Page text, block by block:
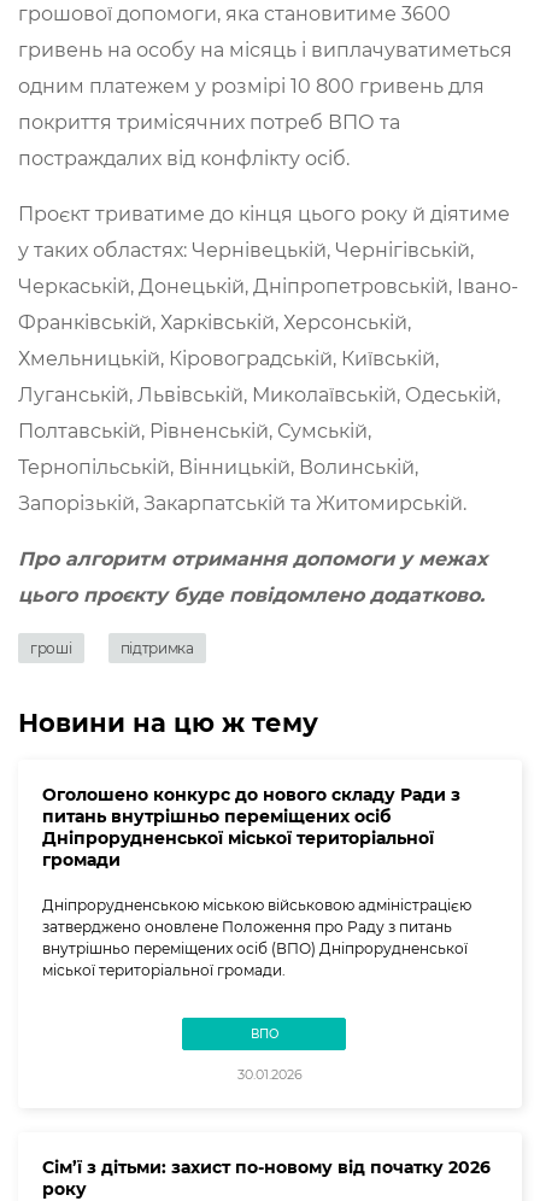
грошової допомоги, яка становитиме 3600
гривень на особу на місяць і виплачуватиметься
одним платежем у розмірі 10 800 гривень для
покриття тримісячних потреб ВПО та
постраждалих від конфлікту осіб.
Проєкт триватиме до кінця цього року й діятиме
у таких областях: Чернівецькій, Чернігівській,
Черкаській, Донецькій, Дніпропетровській, Івано-
Франківській, Харківській, Херсонській,
Хмельницькій, Кіровоградській, Київській,
Луганській, Львівській, Миколаївській, Одеській,
Полтавській, Рівненській, Сумській,
Тернопільській, Вінницькій, Волинській,
Запорізькій, Закарпатській та Житомирській.
Про алгоритм отримання допомоги у межах
цього проєкту буде повідомлено додатково.
гроші підтримка
Новини на цю ж тему
Оголошено конкурс до нового складу Ради з
питань внутрішньо переміщених осіб
Дніпрорудненської міської територіальної
громади
Дніпрорудненською міською військовою адміністрацією
затверджено оновлене Положення про Раду з питань
внутрішньо переміщених осіб (ВПО) Дніпрорудненської
міської територіальної громади.
ВПО
30.01.2026
Сім’ї з дітьми: захист по-новому від початку 2026
року